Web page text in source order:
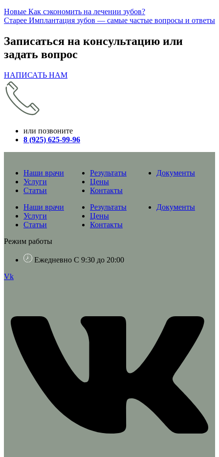
Новые Как сэкономить на лечении зубов?
Старее Имплантация зубов — самые частые вопросы и ответы
Записаться на консультацию или
задать вопрос
НАПИСАТЬ НАМ
или позвоните
8 (925) 625-99-96
Наши врачи
Услуги
Статьи
Результаты
Цены
Контакты
Документы
Наши врачи
Услуги
Статьи
Результаты
Цены
Контакты
Документы
Режим работы
Ежедневно С 9:30 до 20:00
Vk